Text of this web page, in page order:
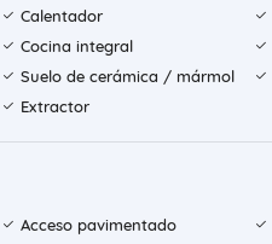
Calentador
Cocina integral
Suelo de cerámica / mármol
Extractor
Acceso pavimentado